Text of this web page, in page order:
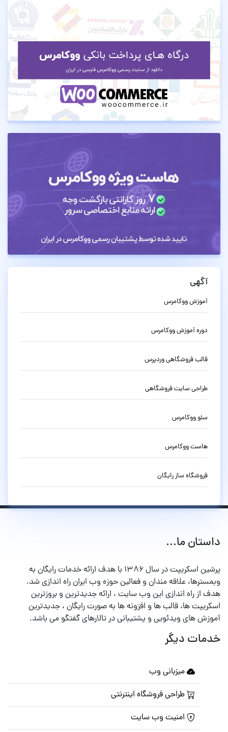
آگهی
آموزش ووکامرس
دوره آموزش ووکامرس
قالب فروشگاهی وردپرس
طراحی سایت فروشگاهی
سئو ووکامرس
هاست ووکامرس
فروشگاه ساز رایگان
داستان ما...
پرشین اسکریپت در سال ۱۳۸۶ با هدف ارائه خدمات رایگان به
وبمسترها، علاقه مندان و فعالین حوزه وب ایران راه اندازی شد.
هدف از راه اندازی این وب سایت ، ارائه جدیدترین و بروزترین
اسکریپت ها، قالب ها و افزونه ها به صورت رایگان ، جدیدترین
آموزش های ویدئویی و پشتیبانی در تالارهای گفتگو می باشد.
خدمات دیگر
میزبانی وب
طراحی فروشگاه اینترنتی
امنیت وب سایت